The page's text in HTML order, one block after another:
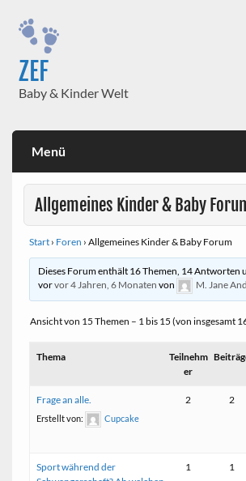
content
ZEF
Baby & Kinder Welt
Menü
Allgemeines Kinder & Baby
Start › Foren › Allgemeines Kinder & Baby Forum
Dieses Forum enthält 16 Themen, 14 Antworten
vorvor 4 Jahren, 6 Monaten von M. Jane
Ansicht von 15 Themen – 1 bis 15 (von insgesamt
Thema
Teilnehm
er
Frage an alle.
Erstellt von: Cupcake
2 2
Sport während der
1 1